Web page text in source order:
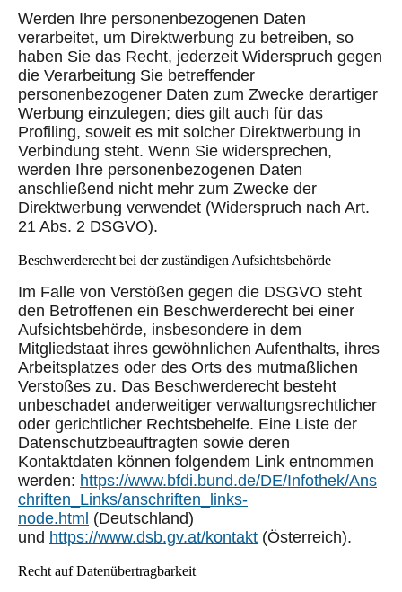
Werden Ihre personenbezogenen Daten
verarbeitet, um Direktwerbung zu betreiben, so
haben Sie das Recht, jederzeit Widerspruch gegen
die Verarbeitung Sie betreffender
personenbezogener Daten zum Zwecke derartiger
Werbung einzulegen; dies gilt auch für das
Profiling, soweit es mit solcher Direktwerbung in
Verbindung steht. Wenn Sie widersprechen,
werden Ihre personenbezogenen Daten
anschließend nicht mehr zum Zwecke der
Direktwerbung verwendet (Widerspruch nach Art.
21 Abs. 2 DSGVO).
Beschwerderecht bei der zuständigen Aufsichtsbehörde
Im Falle von Verstößen gegen die DSGVO steht
den Betroffenen ein Beschwerderecht bei einer
Aufsichtsbehörde, insbesondere in dem
Mitgliedstaat ihres gewöhnlichen Aufenthalts, ihres
Arbeitsplatzes oder des Orts des mutmaßlichen
Verstoßes zu. Das Beschwerderecht besteht
unbeschadet anderweitiger verwaltungsrechtlicher
oder gerichtlicher Rechtsbehelfe. Eine Liste der
Datenschutzbeauftragten sowie deren
Kontaktdaten können folgendem Link entnommen
werden: https://www.bfdi.bund.de/DE/Infothek/Ans
chriften_Links/anschriften_links-
node.html (Deutschland)
und https://www.dsb.gv.at/kontakt (Österreich).
Recht auf Datenübertragbarkeit